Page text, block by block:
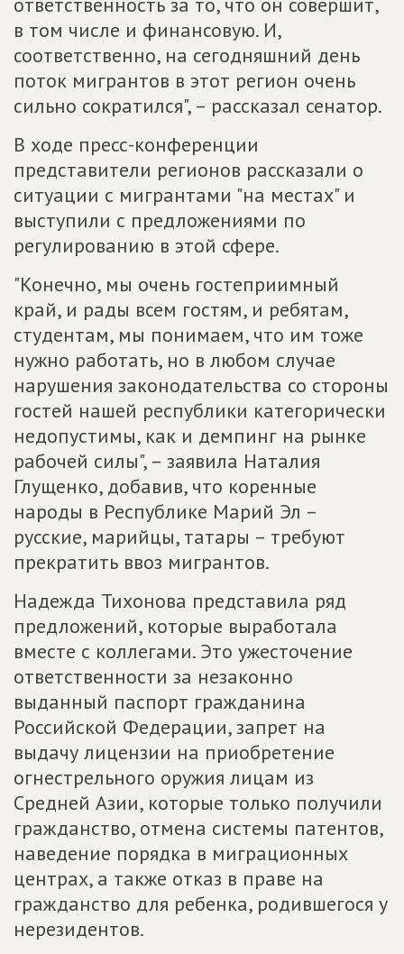
в том числе и финансовую. И,
соответственно, на сегодняшний день
поток мигрантов в этот регион очень
сильно сократился", – рассказал сенатор.
В ходе пресс-конференции
представители регионов рассказали о
ситуации с мигрантами "на местах" и
выступили с предложениями по
регулированию в этой сфере.
"Конечно, мы очень гостеприимный
край, и рады всем гостям, и ребятам,
студентам, мы понимаем, что им тоже
нужно работать, но в любом случае
нарушения законодательства со стороны
гостей нашей республики категорически
недопустимы, как и демпинг на рынке
рабочей силы", – заявила Наталия
Глущенко, добавив, что коренные
народы в Республике Марий Эл –
русские, марийцы, татары – требуют
прекратить ввоз мигрантов.
Надежда Тихонова представила ряд
предложений, которые выработала
вместе с коллегами. Это ужесточение
ответственности за незаконно
выданный паспорт гражданина
Российской Федерации, запрет на
выдачу лицензии на приобретение
огнестрельного оружия лицам из
Средней Азии, которые только получили
гражданство, отмена системы патентов,
наведение порядка в миграционных
центрах, а также отказ в праве на
гражданство для ребенка, родившегося у
нерезидентов.